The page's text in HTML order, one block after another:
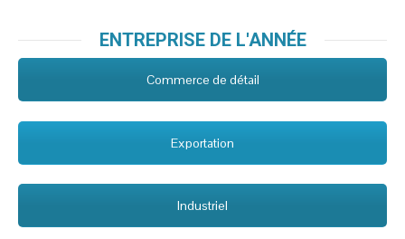
ENTREPRISE DE L'ANNÉE
Commerce de détail
Exportation
Industriel